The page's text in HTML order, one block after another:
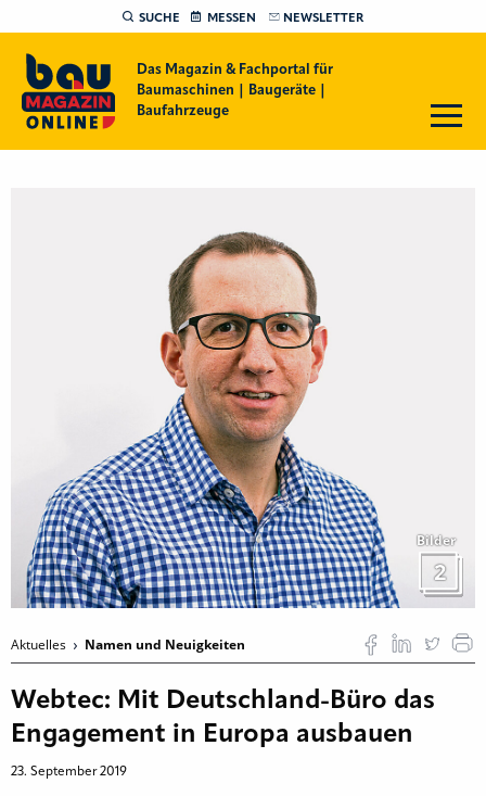
SUCHE MESSEN NEWSLETTER
Das Magazin & Fachportal für
Baumaschinen | Baugeräte |
Baufahrzeuge
Bilder
2
Aktuelles Namen und Neuigkeiten
Webtec: Mit Deutschland-Büro das
Engagement in Europa ausbauen
23. September 2019